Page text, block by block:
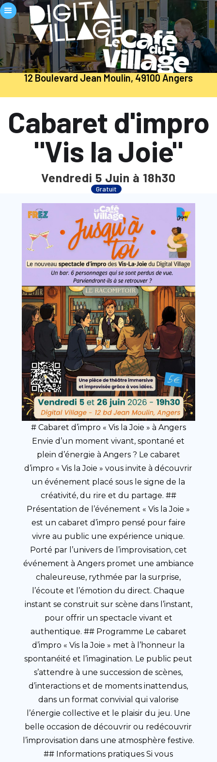
12 Boulevard Jean Moulin, 49100 Angers
Cabaret d'impro
"Vis la Joie"
Vendredi 5 Juin à 18h30
Gratuit
# Cabaret d’impro « Vis la Joie » à Angers
Envie d’un moment vivant, spontané et
plein d’énergie à Angers ? Le cabaret
d’impro « Vis la Joie » vous invite à découvrir
un événement placé sous le signe de la
créativité, du rire et du partage. ##
Présentation de l’événement « Vis la Joie »
est un cabaret d’impro pensé pour faire
vivre au public une expérience unique.
Porté par l’univers de l’improvisation, cet
événement à Angers promet une ambiance
chaleureuse, rythmée par la surprise,
l’écoute et l’émotion du direct. Chaque
instant se construit sur scène dans l’instant,
pour offrir un spectacle vivant et
authentique. ## Programme Le cabaret
d’impro « Vis la Joie » met à l’honneur la
spontanéité et l’imagination. Le public peut
s’attendre à une succession de scènes,
d’interactions et de moments inattendus,
dans un format convivial qui valorise
l’énergie collective et le plaisir du jeu. Une
belle occasion de découvrir ou redécouvrir
l’improvisation dans une atmosphère festive.
## Informations pratiques Si vous